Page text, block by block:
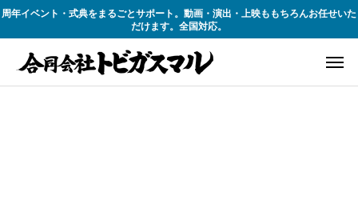
周年イベント・式典をまるごとサポート。動画・演出・上映ももちろんお任せいた
だけます。全国対応。